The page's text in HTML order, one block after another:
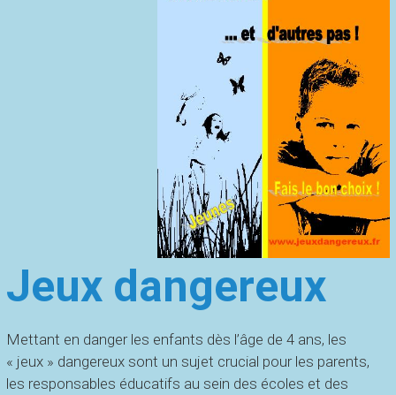
Jeux dangereux
Mettant en danger les enfants dès l’âge de 4 ans, les
« jeux » dangereux sont un sujet crucial pour les parents,
les responsables éducatifs au sein des écoles et des